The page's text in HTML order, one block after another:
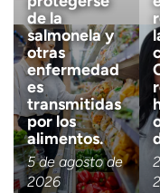
Tengo más de 18
de la
salmonela y
otras
enfermedad
es
transmitidas
por los
alimentos.
5 de agosto de
2026